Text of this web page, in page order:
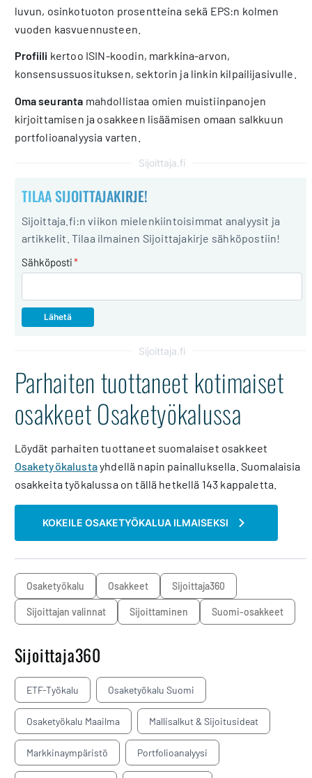
luvun, osinkotuoton prosentteina sekä EPS:n kolmen
vuoden kasvuennusteen.
Profiili kertoo ISIN-koodin, markkina-arvon,
konsensussuosituksen, sektorin ja linkin kilpailijasivulle.
Oma seuranta mahdollistaa omien muistiinpanojen
kirjoittamisen ja osakkeen lisäämisen omaan salkkuun
portfolioanalyysia varten.
Sijoittaja.fi
TILAA SIJOITTAJAKIRJE!
Sijoittaja.fi:n viikon mielenkiintoisimmat analyysit ja
artikkelit. Tilaa ilmainen Sijoittajakirje sähköpostiin!
Sähköposti*
Sijoittaja.fi
Parhaiten tuottaneet kotimaiset
osakkeet Osaketyökalussa
Löydät parhaiten tuottaneet suomalaiset osakkeet
Osaketyökalustayhdellä napin painalluksella. Suomalaisia
osakkeita työkalussa on tällä hetkellä 143 kappaletta.
KOKEILE OSAKETYÖKALUA ILMAISEKSI
osaketyökalu osakkeet sijoittaja360
sijoittajan valinnat sijoittaminen suomi-osakkeet
Sijoittaja360
ETF-Työkalu Osaketyökalu Suomi
Osaketyökalu Maailma Mallisalkut & Sijoitusideat
Markkinaympäristö Portfolioanalyysi